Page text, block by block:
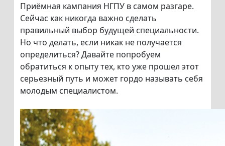
Приёмная кампания НГПУ в самом разгаре.
Сейчас как никогда важно сделать
правильный выбор будущей специальности.
Но что делать, если никак не получается
определиться? Давайте попробуем
обратиться к опыту тех, кто уже прошел этот
серьезный путь и может гордо называть себя
молодым специалистом.